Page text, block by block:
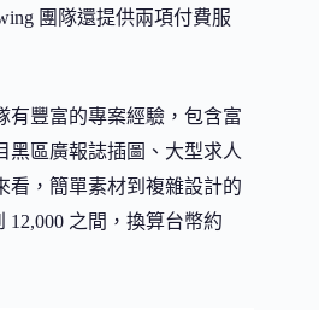
團隊還提供兩項付費服
有豐富的專案經驗，包含富
黑區廣報誌插圖、大型求人
看，簡單素材到複雜設計的
12,000 之間，換算台幣約